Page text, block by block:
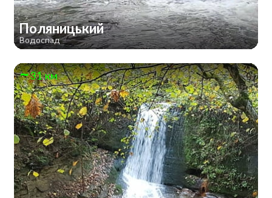
Поляницький
Водоспад
31 км